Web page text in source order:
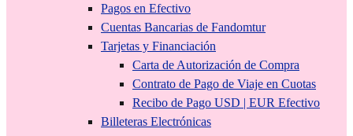
Pagos en Efectivo
Cuentas Bancarias de Fandomtur
Tarjetas y Financiación
Carta de Autorización de Compra
Contrato de Pago de Viaje en Cuotas
Recibo de Pago USD | EUR Efectivo
Billeteras Electrónicas